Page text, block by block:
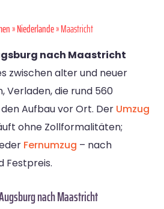
»Niederlande» Maastricht
nach Maastricht
zwischen alter und neuer
Verladen, die rund 560
Aufbau vor Ort. Der Umzug
ohne Zollformalitäten;
Fernumzug – nach
Festpreis.
nach Maastricht